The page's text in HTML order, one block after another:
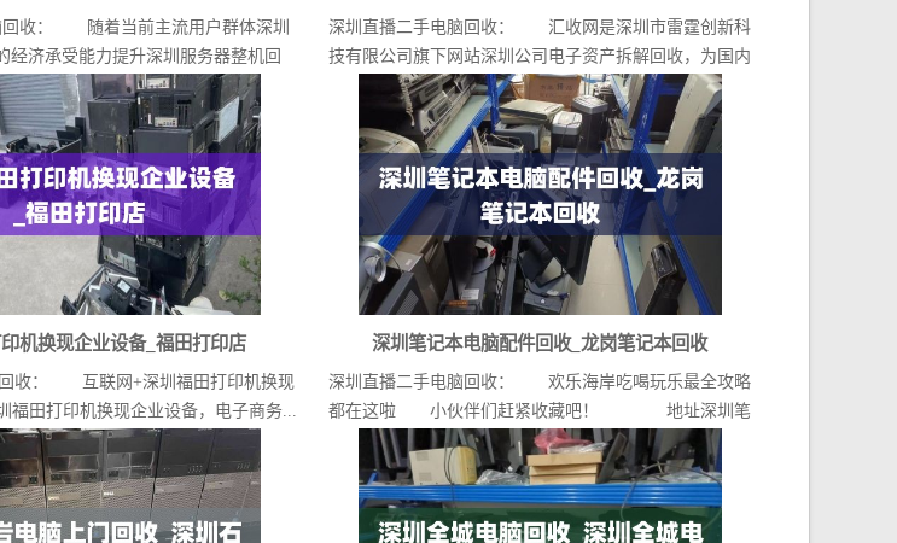
回收： 随着当前主流用户群体深圳
经济承受能力提升深圳服务器整机回
收，...
深圳直播二手电脑回收： 汇收网是深圳市雷霆创新科
技有限公司旗下网站深圳公司电子资产拆解回收，为国内
领...
机换现企业设备_福田打印店
回收： 互联网+深圳福田打印机换现
福田打印机换现企业设备，电子商务...
深圳笔记本电脑配件回收_龙岗笔记本回收
深圳直播二手电脑回收： 欢乐海岸吃喝玩乐最全攻略
都在这啦 小伙伴们赶紧收藏吧！ 地址深圳笔
记...